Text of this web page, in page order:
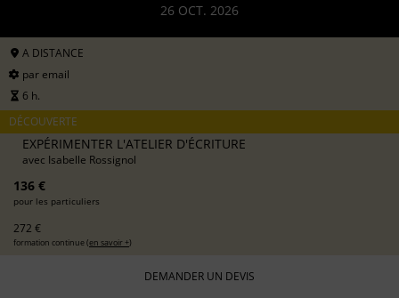
26 OCT. 2026
A DISTANCE
par email
6 h.
DÉCOUVERTE
EXPÉRIMENTER L'ATELIER D'ÉCRITURE
avec Isabelle Rossignol
136 €
pour les particuliers
272 €
formation continue (en savoir +)
DEMANDER UN DEVIS